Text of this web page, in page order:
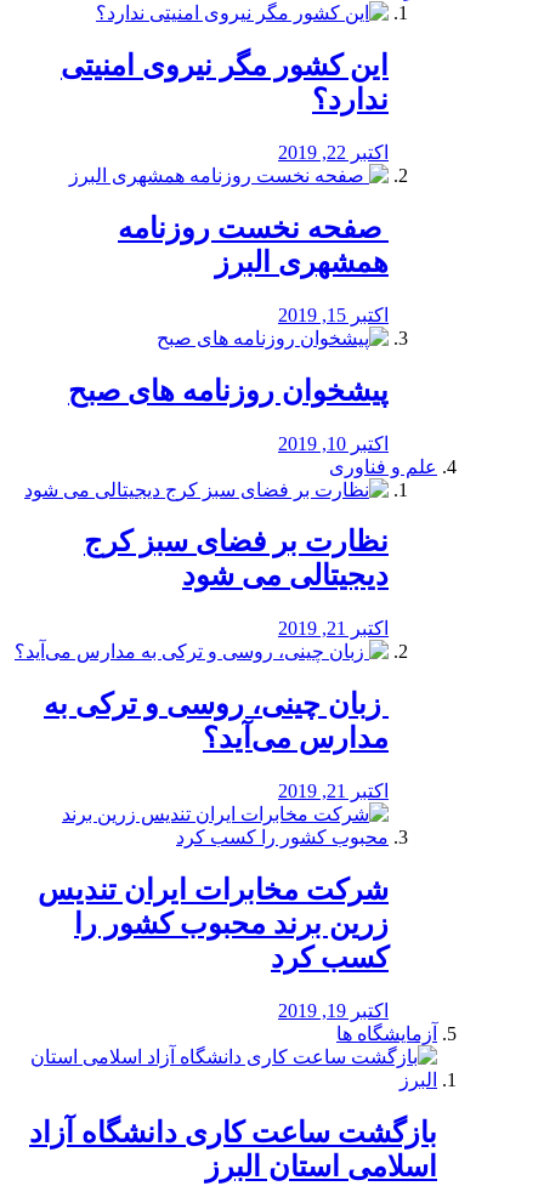
این کشور مگر نیروی امنیتی
ندارد؟
اکتبر 22, 2019
️ صفحه نخست روزنامه‌
همشهری البرز
اکتبر 15, 2019
پیشخوان روزنامه های صبح
اکتبر 10, 2019
علم و فناوری
نظارت بر فضای سبز کرج
دیجیتالی می شود
اکتبر 21, 2019
️ زبان چینی، روسی و ترکی به
مدارس می‌آید؟
اکتبر 21, 2019
شرکت مخابرات ایران تندیس
زرین برند محبوب کشور را
کسب کرد
اکتبر 19, 2019
آزمایشگاه ها
بازگشت ساعت کاری دانشگاه آزاد
اسلامی استان البرز